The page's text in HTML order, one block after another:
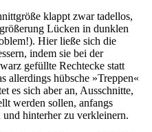
klappt zwar tadellos,
Lücken in dunklen
Hier ließe sich die
indem sie bei der
gefüllte Rechtecke statt
allerdings hübsche »Treppen«
es sich aber an, Ausschnitte,
werden sollen, anfangs
hinterher zu verkleinern.